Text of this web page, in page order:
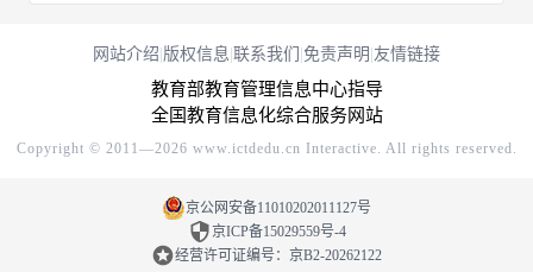
网站介绍 版权信息 联系我们 免责声明 友情链接
教育部教育管理信息中心指导
全国教育信息化综合服务网站
Copyright © 2011―2026 www.ictdedu.cn Interactive. All rights reserved.
京公网安备11010202011127号
京ICP备15029559号-4
经营许可证编号：京B2-20262122